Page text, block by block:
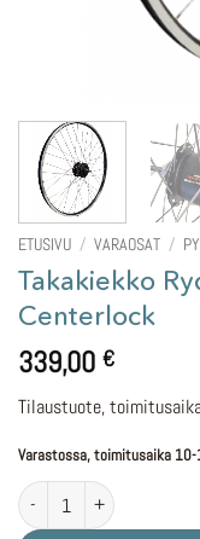
ETUSIVU / VARAOSAT /
Takakiekko
Centerlock
339,00 €
Tilaustuote,
Varastossa, toimitusaika 10-
Takakiekko Ryde 28"